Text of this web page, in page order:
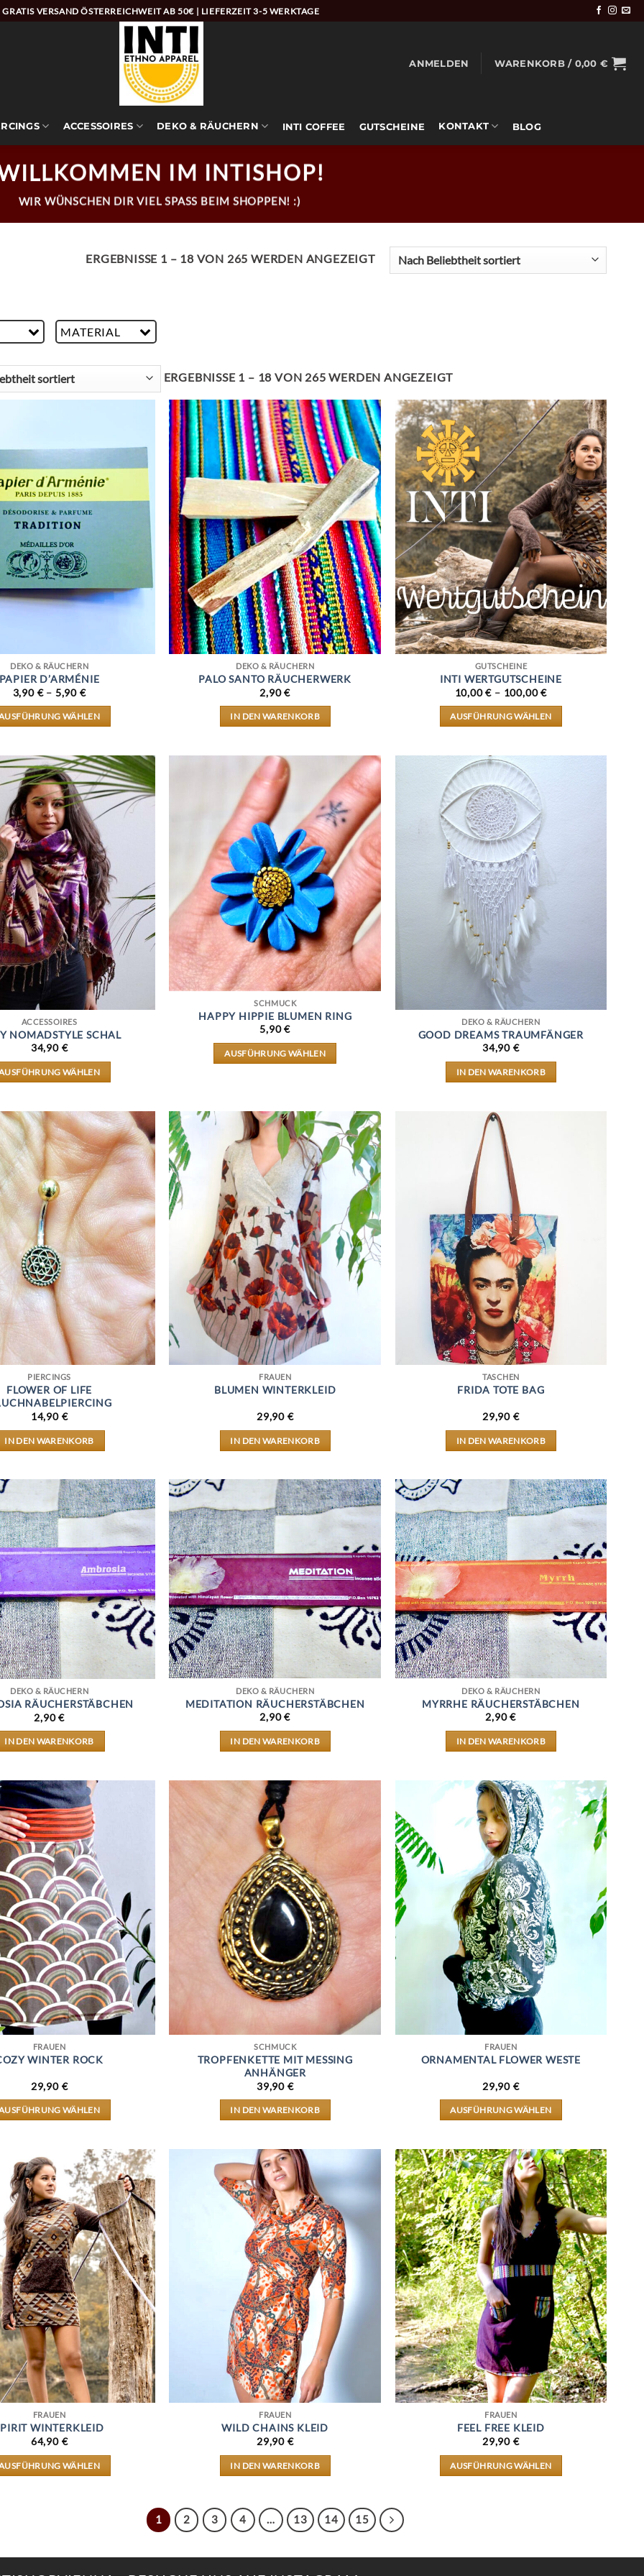
GRATIS VERSAND ÖSTERREICHWEIT AB 50€ | LIEFERZEIT 3-5 WERKTAGE
ANMELDEN WARENKORB / 0,00 €
ACCESSOIRES DEKO & RÄUCHERN INTI COFFEE GUTSCHEINE KONTAKT BLOG
IM INTISHOP!
WIR WÜNSCHEN DIR VIEL SPASS BEIM SHOPPEN! :)
ERGEBNISSE 1 – 18 VON 265 WERDEN ANGEZEIGTNACH
BELIEBTHEIT
MATERIAL
ERGEBNISSE 1 – 18 VON 265 WERDEN ANGEZEIGTNACH
SORTIERT
DEKO & RÄUCHERN
D’ARMÉNIE
3,90 €– 5,90 €
WÄHLEN
WEIST
MEHRERE
VARIANTEN
AUF.
DIE
OPTIONEN
KÖNNEN
AUF
DER
PRODUKTSEITE
GEWÄHLT
WERDEN
DEKO & RÄUCHERN
PALO SANTO RÄUCHERWERK
2,90€
IN DEN WARENKORB
GUTSCHEINE
INTI WERTGUTSCHEINE
10,00€ – 100,00€
AUSFÜHRUNG WÄHLEN
WEIST
MEHRERE
VARIANTEN
AUF.
DIE
OPTIONEN
KÖNNEN
AUF
DER
PRODUKTSEITE
GEWÄHLT
WERDEN
ACCESSOIRES
NOMADSTYLE SCHAL
34,90 €
WÄHLEN
WEIST
MEHRERE
VARIANTEN
AUF.
DIE
OPTIONEN
KÖNNEN
AUF
DER
PRODUKTSEITE
GEWÄHLT
WERDEN
SCHMUCK
HAPPY HIPPIE BLUMEN RING
5,90€
AUSFÜHRUNG WÄHLEN
VARIANTEN
AUF.
DIE
OPTIONEN
KÖNNEN
AUF
DER
PRODUKTSEITE
GEWÄHLT
WERDEN
DEKO & RÄUCHERN
GOOD DREAMS TRAUMFÄNGER
34,90 €
IN DEN WARENKORB
PIERCINGS
FLOWER OF LIFE
14,90 €
IN DEN WARENKORB
FRAUEN
BLUMEN WINTERKLEID
29,90 €
IN DEN WARENKORB
TASCHEN
FRIDA TOTE BAG
29,90 €
IN DEN WARENKORB
DEKO & RÄUCHERN
RÄUCHERSTÄBCHEN
2,90€
IN DEN WARENKORB
DEKO & RÄUCHERN
MEDITATION RÄUCHERSTÄBCHEN
2,90€
IN DEN WARENKORB
DEKO & RÄUCHERN
MYRRHE RÄUCHERSTÄBCHEN
2,90€
IN DEN WARENKORB
FRAUEN
WINTER ROCK
29,90 €
WÄHLEN
MEHRERE
VARIANTEN
AUF.
DIE
OPTIONEN
KÖNNEN
AUF
DER
PRODUKTSEITE
GEWÄHLT
WERDEN
SCHMUCK
TROPFENKETTE MIT MESSING
ANHÄNGER
39,90 €
IN DEN WARENKORB
FRAUEN
ORNAMENTAL FLOWER WESTE
29,90 €
AUSFÜHRUNG WÄHLEN
WEIST
MEHRERE
VARIANTEN
AUF.
DIE
OPTIONEN
KÖNNEN
AUF
DER
PRODUKTSEITE
GEWÄHLT
WERDEN
FRAUEN
WINTERKLEID
64,90 €
WÄHLEN
DIE
FRAUEN
WILD CHAINS KLEID
29,90 €
IN DEN WARENKORB
FRAUEN
FEEL FREE KLEID
29,90 €
AUSFÜHRUNG WÄHLEN
DIE
1 2 3 4 … 13 14 15